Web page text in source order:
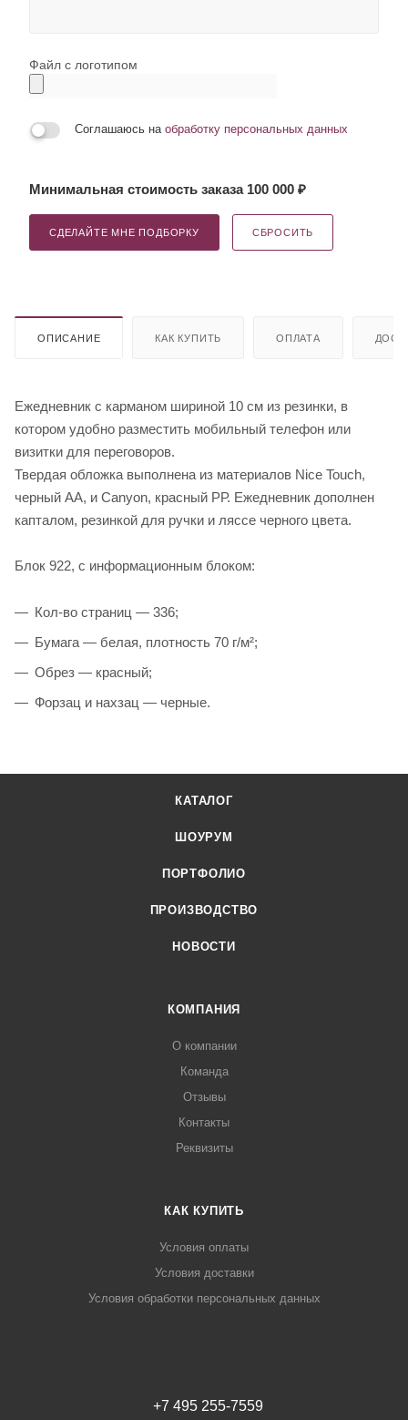
Файл с логотипом
Соглашаюсь на обработку персональных данных
Минимальная стоимость заказа 100 000 ₽
СДЕЛАЙТЕ МНЕ ПОДБОРКУ СБРОСИТЬ
ОПИСАНИЕ КАК КУПИТЬ ОПЛАТА
Ежедневник с карманом шириной 10 см из резинки, в
котором удобно разместить мобильный телефон или
визитки для переговоров.
Твердая обложка выполнена из материалов Nice Touch,
черный АА, и Canyon, красный РР. Ежедневник дополнен
капталом, резинкой для ручки и ляссе черного цвета.
Блок 922, с информационным блоком:
Кол-во страниц — 336;
Бумага — белая, плотность 70 г/м²;
Обрез — красный;
Форзац и нахзац — черные.
КАТАЛОГ
ШОУРУМ
ПОРТФОЛИО
ПРОИЗВОДСТВО
НОВОСТИ
КОМПАНИЯ
О компании
Команда
Отзывы
Контакты
Реквизиты
КАК КУПИТЬ
Условия оплаты
Условия доставки
Условия обработки персональных данных
+7 495 255-7559